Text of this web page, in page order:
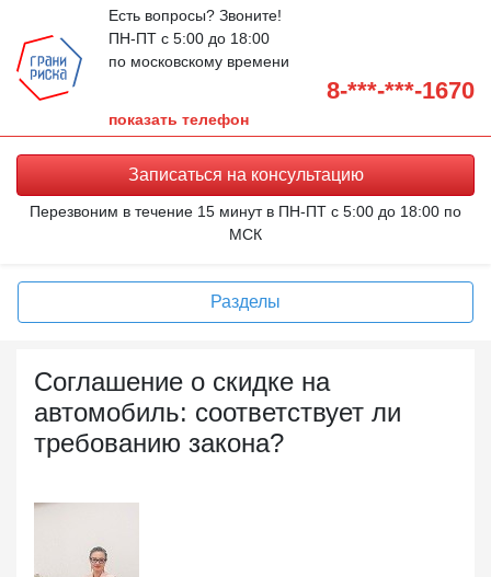
Есть вопросы? Звоните!
ПН-ПТ с 5:00 до 18:00
по московскому времени
8-***-***-1670
показать телефон
Записаться на консультацию
Перезвоним в течение 15 минут в ПН-ПТ с 5:00 до 18:00 по
МСК
Разделы
Соглашение о скидке на
автомобиль: соответствует ли
требованию закона?